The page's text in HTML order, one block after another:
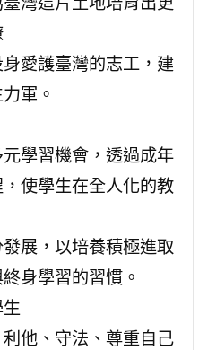
愛護臺灣的志工，建
軍。
元學習機會，透過成年
使學生在全人化的教
展，以培養積極進取
身學習的習慣。
生
他、守法、尊重自己